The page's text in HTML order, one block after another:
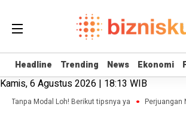
Headline Trending News Ekonomi
Headline Trending News Ekonomi
Kamis, 6 Agustus 2026 | 18:13 WIB
Tanpa Modal Loh! Berikut tipsnya ya Perjuangan